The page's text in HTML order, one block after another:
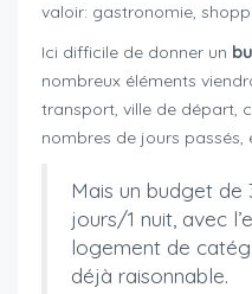
valoir: gastronomie,
Ici difficile de donner un
nombreux éléments
transport, ville de départ,
nombres de jours passés,
Mais un budget de
jours/1 nuit, avec
logement de
déjà raisonnable.